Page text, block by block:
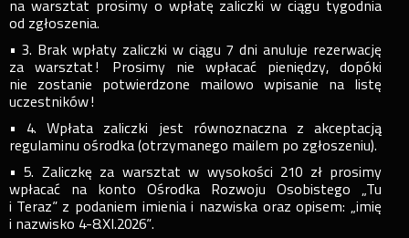
na warsztat prosimy o wpłatę zaliczki w ciągu tygodnia
od zgłoszenia.
• 3. Brak wpłaty zaliczki w ciągu 7 dni anuluje rezerwację
za warsztat! Prosimy nie wpłacać pieniędzy, dopóki
nie zostanie potwierdzone mailowo wpisanie na listę
uczestników!
• 4. Wpłata zaliczki jest równoznaczna z akceptacją
regulaminu ośrodka (otrzymanego mailem po zgłoszeniu).
• 5. Zaliczkę za warsztat w wysokości 210 zł prosimy
wpłacać na konto Ośrodka Rozwoju Osobistego „Tu
i Teraz” z podaniem imienia i nazwiska oraz opisem: „imię
i nazwisko 4-8.XI.2026”.